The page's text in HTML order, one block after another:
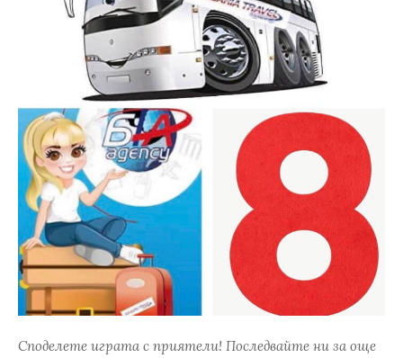
Споделете играта с приятели! Последвайте ни за още